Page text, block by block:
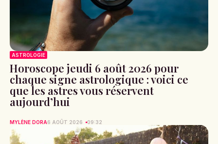
ASTROLOGIE
Horoscope jeudi 6 août 2026 pour
chaque signe astrologique : voici ce
que les astres vous réservent
aujourd’hui
MYLÈNE DORA6 AOÛT 2026 09:32